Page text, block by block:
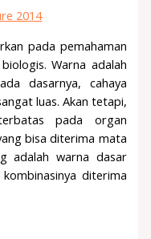
2014
pada pemahaman
Warna adalah
dasarnya, cahaya
luas. Akan tetapi,
pada organ
bisa diterima mata
adalah warna dasar
diterima